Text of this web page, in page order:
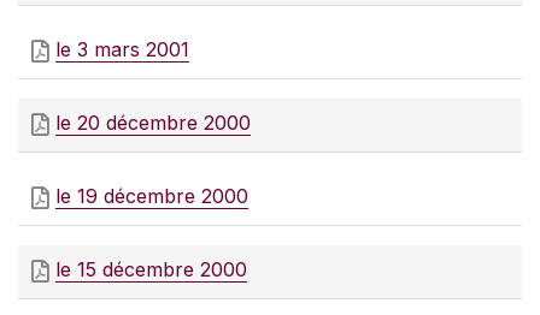
le 3 mars 2001
le 20 décembre 2000
le 19 décembre 2000
le 15 décembre 2000